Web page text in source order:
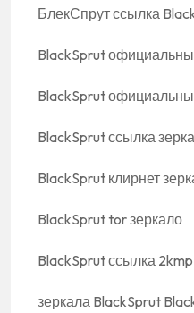
БлекСпрут ссылка
BlackSprut
BlackSprut
BlackSprut ссылка
BlackSprut клирнет
BlackSprut tor зеркало
BlackSprut ссылка 2kmp
зеркала BlackSprut